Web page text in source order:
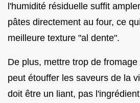
l'humidité résiduelle suffit
pâtes directement au four, ce
meilleure texture "al dente".
De plus, mettre trop de
peut étouffer les saveurs de la
doit être un liant, pas